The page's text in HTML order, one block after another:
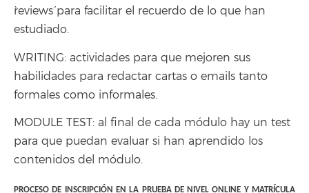
`reviews´ para facilitar el recuerdo de lo que han
estudiado.
WRITING: actividades para que mejoren sus
habilidades para redactar cartas o emails tanto
formales como informales.
MODULE TEST: al final de cada módulo hay un test
para que puedan evaluar si han aprendido los
contenidos del módulo.
PROCESO DE INSCRIPCIÓN EN LA PRUEBA DE NIVEL ONLINE Y MATRÍCULA